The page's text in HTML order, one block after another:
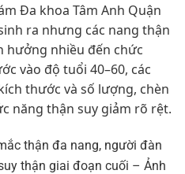
Đa khoa Tâm Anh Quận
ra nhưng các nang thận
hưởng nhiều đến chức
vào độ tuổi 40–60, các
thước và số lượng, chèn
năng thận suy giảm rõ rệt.
thận đa nang, người đàn
thận giai đoạn cuối – Ảnh